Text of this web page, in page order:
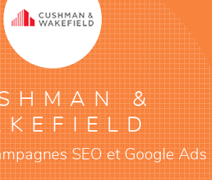
&
SEO et Google Ads